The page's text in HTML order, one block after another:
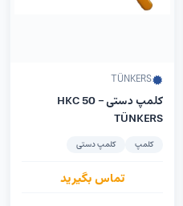
TÜNKERS
کلمپ دستی HKC 50 –
TÜNKERS
کلمپ کلمپ دستی
تماس بگیرید